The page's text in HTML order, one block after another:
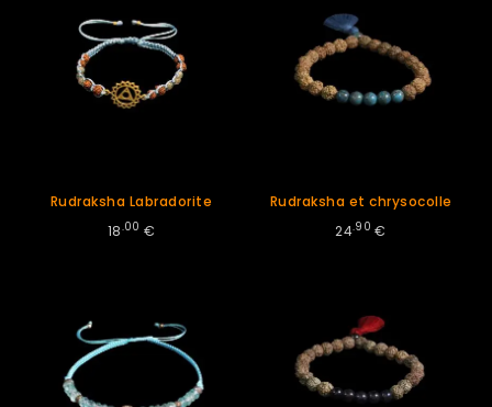
Rudraksha Labradorite
18.00 €
Rudraksha et chrysocolle
24.90 €